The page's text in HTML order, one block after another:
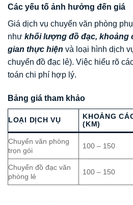
Các yếu tố ảnh hưởng đến giá
Giá dịch vụ chuyển văn phòng
như khối lượng đồ đạc, khoảng
gian thực hiện và loại hình dịch
chuyển đồ đạc lẻ). Việc hiểu rõ
toán chi phí hợp lý.
Bảng giá tham khảo
LOẠI DỊCH VỤ
KHOẢNG
(KM)
Chuyển văn phòng
trọn gói
100 – 150
Chuyển đồ đạc văn
phòng lẻ
100 – 150